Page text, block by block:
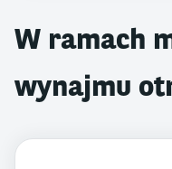
W ramach
wynajmu